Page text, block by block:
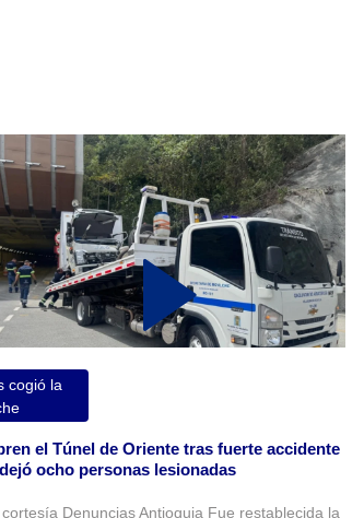
cogió la
el Túnel de Oriente tras fuerte accidente
ocho personas lesionadas
Denuncias Antioquia Fue restablecida la